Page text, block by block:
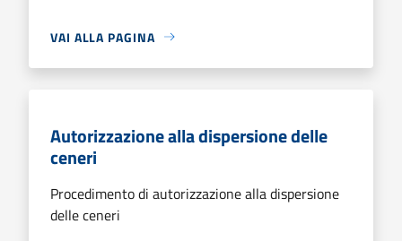
VAI ALLA PAGINA
Autorizzazione alla dispersione delle
ceneri
Procedimento di autorizzazione alla dispersione
delle ceneri